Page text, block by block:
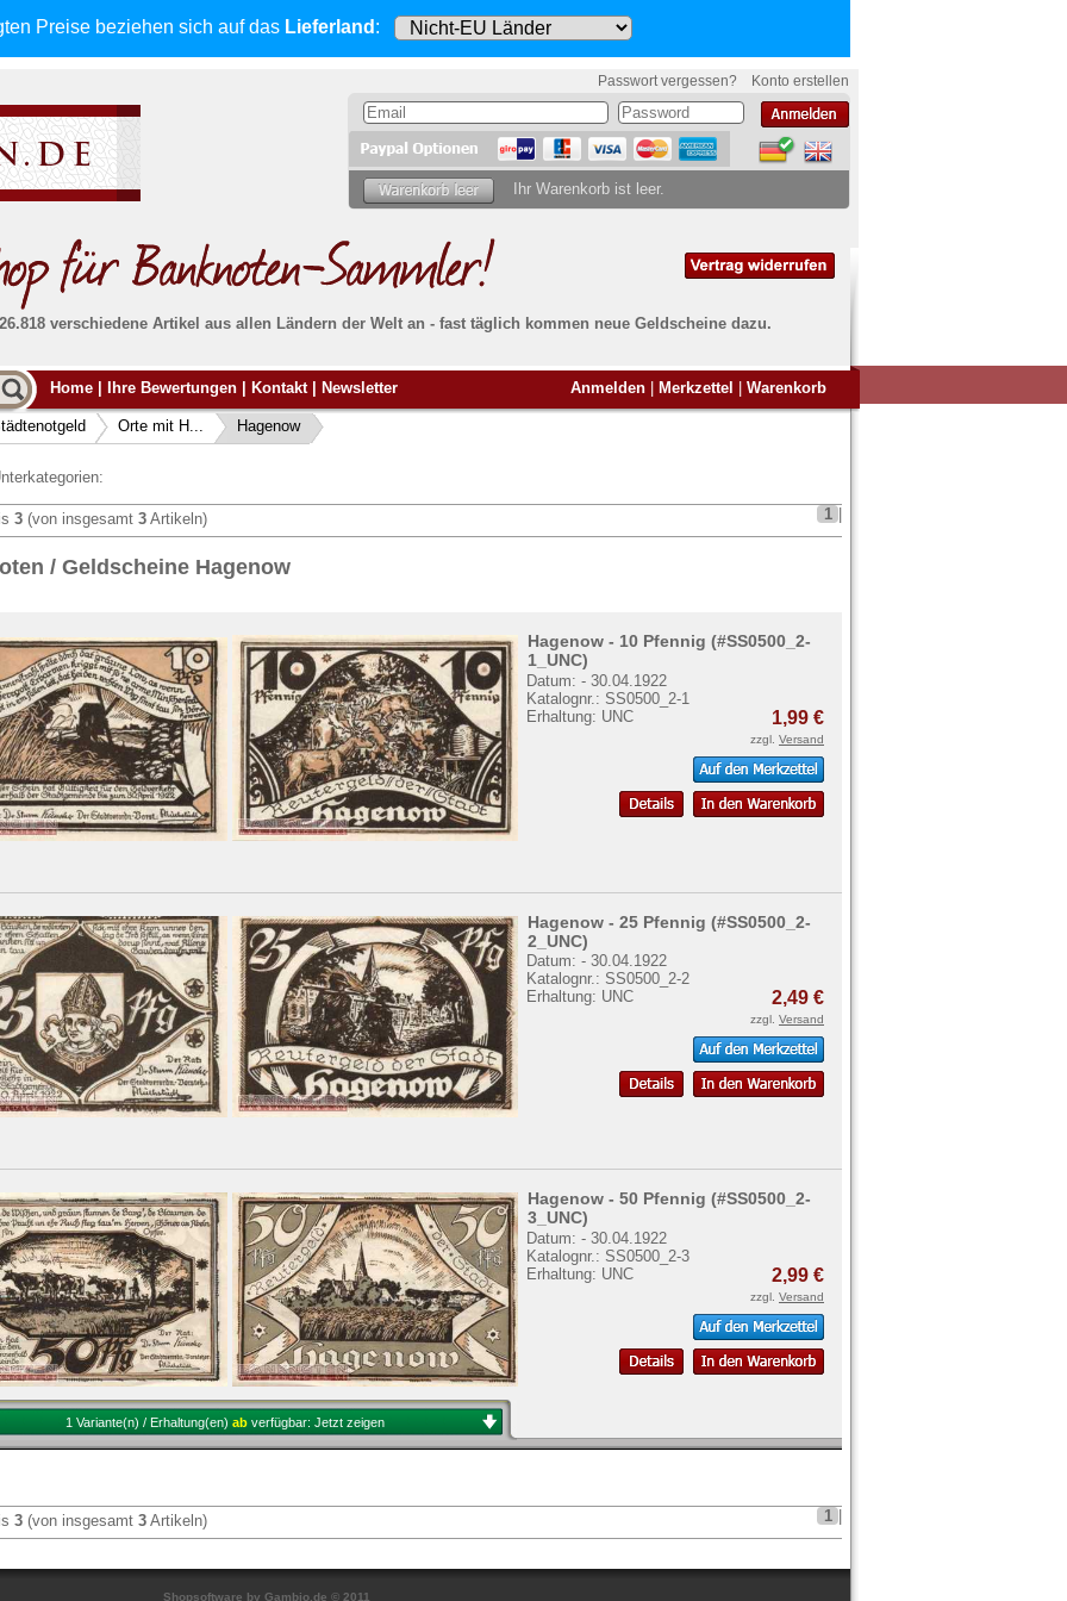
Preise beziehen sich auf das Lieferland :
Passwort vergessen? Konto erstellen
Ihr Warenkorb ist leer.
verschiedene Artikel aus allen Ländern der Welt an - fast täglich kommen neue Geldscheine dazu.
Alle Lieferungen, auch ins Ausland, werden
von uns voll versichert. Sie habenkein Risiko
falls die Sendung verloren geht oder beschädigt
wird.
Absolute Zuverlässigkeit:
Banknoten
Möchten Sie Banknoten
verkaufen?
Siehier.
Home Ihre Bewertungen Kontakt Newsletter Anmelden Merkzettel Warenkorb
Orte mit H... Hagenow
3 (von insgesamt 3 Artikeln) 1
/ Geldscheine Hagenow
Hagenow - 10 Pfennig (#SS0500_2-
1_UNC)
Datum: - 30.04.1922
Katalognr.: SS0500_2-1
Erhaltung: UNC
1,99 €
zzgl. Versand
Hagenow - 25 Pfennig (#SS0500_2-
2_UNC)
Datum: - 30.04.1922
Katalognr.: SS0500_2-2
Erhaltung: UNC
2,49 €
zzgl. Versand
Hagenow - 50 Pfennig (#SS0500_2-
3_UNC)
Datum: - 30.04.1922
Katalognr.: SS0500_2-3
Erhaltung: UNC
2,99 €
zzgl. Versand
1 Variante(n) / Erhaltung(en) ab verfügbar: Jetzt zeigen
3 (von insgesamt 3 Artikeln) 1
Shopsoftware by Gambio.de © 2011